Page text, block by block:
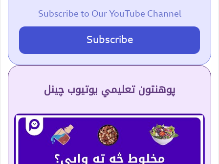
Subscribe to Our YouTube Channel
Subscribe
پوهنتون تعلیمي یوتیوب چینل